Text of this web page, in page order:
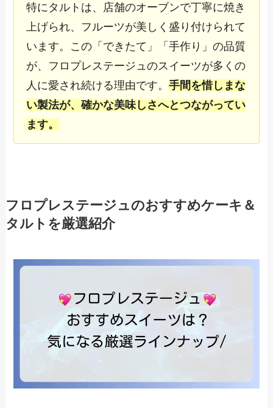
特にタルトは、店舗のオーブンで丁寧に焼き
上げられ、フルーツが美しく盛り付けられて
います。この「できたて」「手作り」の品質
が、フロプレステージュのスイーツが多くの
人に愛され続ける理由です。手間を惜しまな
い製法が、確かな美味しさへとつながってい
ます。
フロプレステージュのおすすめケーキ＆
タルトを厳選紹介